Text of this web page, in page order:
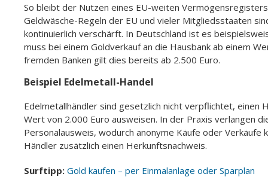
So bleibt der Nutzen eines EU-weiten
Geldwäsche-Regeln der EU und vieler Mitgliedsstaaten
kontinuierlich verschärft. In Deutschland ist es
muss bei einem Goldverkauf an die Hausbank ab einem
fremden Banken gilt dies bereits ab 2.500 Euro.
Beispiel Edelmetall-Handel
Edelmetallhändler sind gesetzlich nicht verpflichtet, einen
Wert von 2.000 Euro ausweisen. In der Praxis verlangen
Personalausweis, wodurch anonyme Käufe oder
Händler zusätzlich einen Herkunftsnachweis.
Surftipp: Gold kaufen – per Einmalanlage oder Sparplan